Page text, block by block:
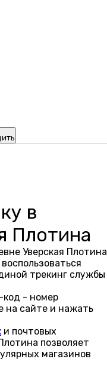
в
Плотина
Уверская Плотина
трекинг службы
код - номер
на сайте и нажать
и почтовых
позволяет
магазинов